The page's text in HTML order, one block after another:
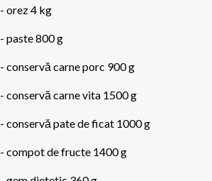
- orez 4 kg
- paste 800 g
- conservă carne porc 900 g
- conservă carne vita 1500 g
- conservă pate de ficat 1000 g
- compot de fructe 1400 g